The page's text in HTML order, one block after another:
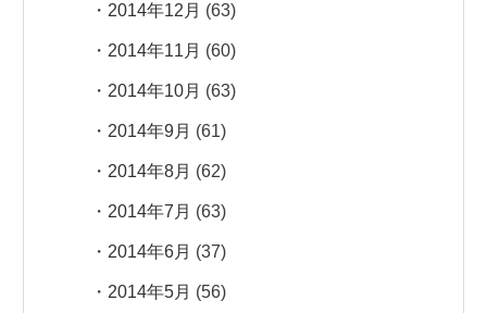
2014年12月 (63)
2014年11月 (60)
2014年10月 (63)
2014年9月 (61)
2014年8月 (62)
2014年7月 (63)
2014年6月 (37)
2014年5月 (56)